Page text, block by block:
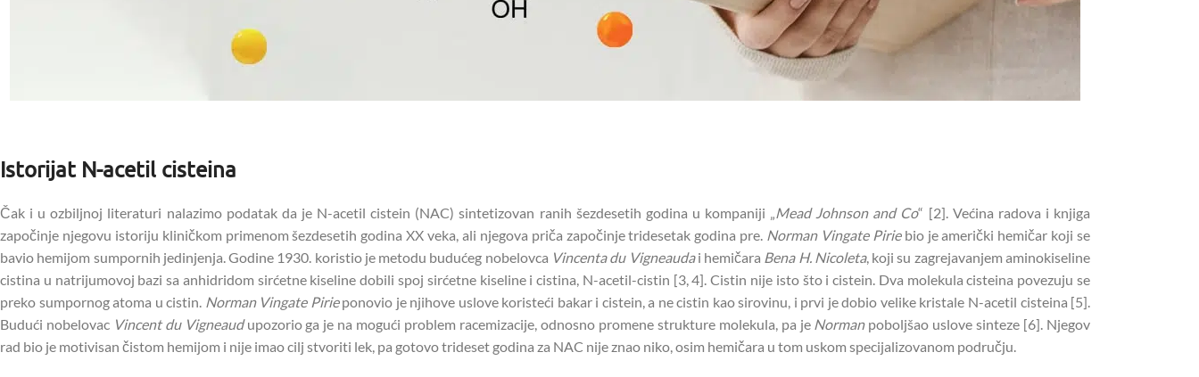
Istorijat N-acetil cisteina
Čak i u ozbiljnoj literaturi nalazimo podatak da je N-acetil cistein (NAC) sintetizovan ranih šezdesetih godina u kompaniji „Mead Johnson and Co“ [2]. Većina radova i knjiga
započinje njegovu istoriju kliničkom primenom šezdesetih godina XX veka, ali njegova priča započinje tridesetak godina pre. Norman Vingate Piriebio je američki hemičar koji se
bavio hemijom sumpornih jedinjenja. Godine 1930. koristio je metodu budućeg nobelovca Vincenta du Vigneaudai hemičara Bena H. Nicoleta, koji su zagrejavanjem aminokiseline
cistina u natrijumovoj bazi sa anhidridom sirćetne kiseline dobili spoj sirćetne kiseline i cistina, N-acetil-cistin [3, 4]. Cistin nije isto što i cistein. Dva molekula cisteina povezuju se
preko sumpornog atoma u cistin. Norman Vingate Pirieponovio je njihove uslove koristeći bakar i cistein, a ne cistin kao sirovinu, i prvi je dobio velike kristale N-acetil cisteina [5].
Budući nobelovac Vincent du Vigneaudupozorio ga je na mogući problem racemizacije, odnosno promene strukture molekula, pa je Normanpoboljšao uslove sinteze [6]. Njegov
rad bio je motivisan čistom hemijom i nije imao cilj stvoriti lek, pa gotovo trideset godina za NAC nije znao niko, osim hemičara u tom uskom specijalizovanom području.